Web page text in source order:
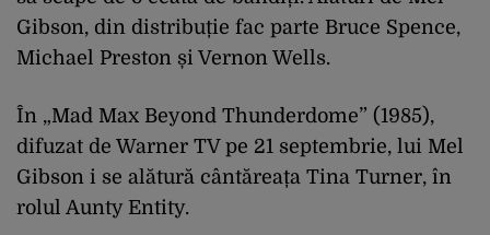
Gibson, din distribuție fac parte Bruce Spence,
Michael Preston și Vernon Wells.
În „Mad Max Beyond Thunderdome” (1985),
difuzat de Warner TV pe 21 septembrie, lui Mel
Gibson i se alătură cântăreața Tina Turner, în
rolul Aunty Entity.